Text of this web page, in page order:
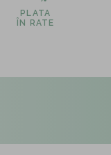
PLATA
ÎN RATE